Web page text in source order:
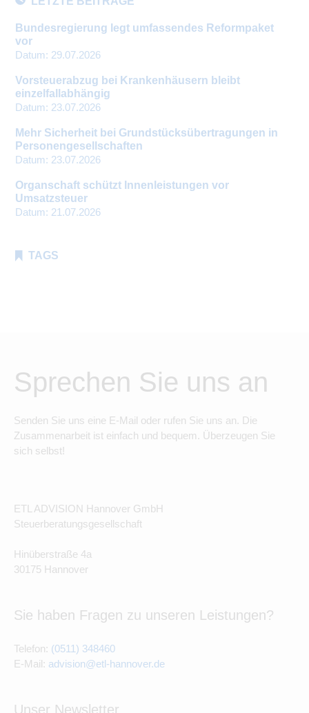
Bundesregierung legt umfassendes Reformpaket
vor
Datum: 29.07.2026
Vorsteuerabzug bei Krankenhäusern bleibt
einzelfallabhängig
Datum: 23.07.2026
Mehr Sicherheit bei Grundstücksübertragungen in
Personengesellschaften
Datum: 23.07.2026
Organschaft schützt Innenleistungen vor
Umsatzsteuer
Datum: 21.07.2026
TAGS
Sprechen Sie uns an
Senden Sie uns eine E-Mail oder rufen Sie uns an. Die
Zusammenarbeit ist einfach und bequem. Überzeugen Sie
sich selbst!
ETL ADVISION Hannover GmbH
Steuerberatungsgesellschaft
Hinüberstraße 4a
30175 Hannover
Sie haben Fragen zu unseren Leistungen?
Telefon: (0511) 348460
E-Mail: advision@etl-hannover.de
Unser Newsletter